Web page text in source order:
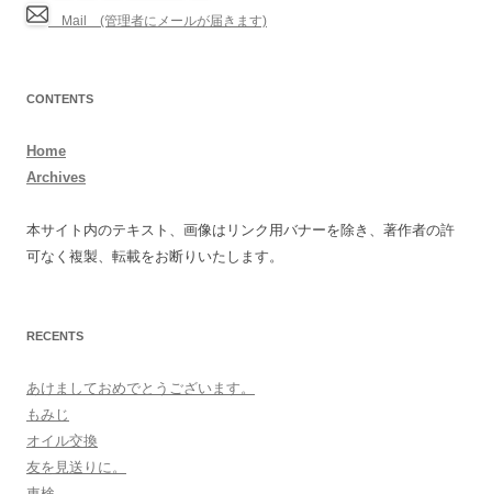
Mail (管理者にメールが届きます)
CONTENTS
Home
Archives
本サイト内のテキスト、画像はリンク用バナーを除き、著作者の許
可なく複製、転載をお断りいたします。
RECENTS
あけましておめでとうございます。
もみじ
オイル交換
友を見送りに。